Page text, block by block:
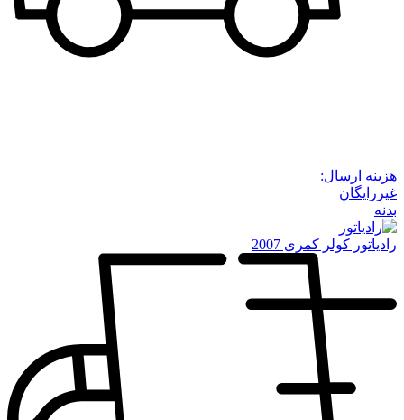
هزینه ارسال:
غیررایگان
بدنه
رادیاتور کولر کمری 2007